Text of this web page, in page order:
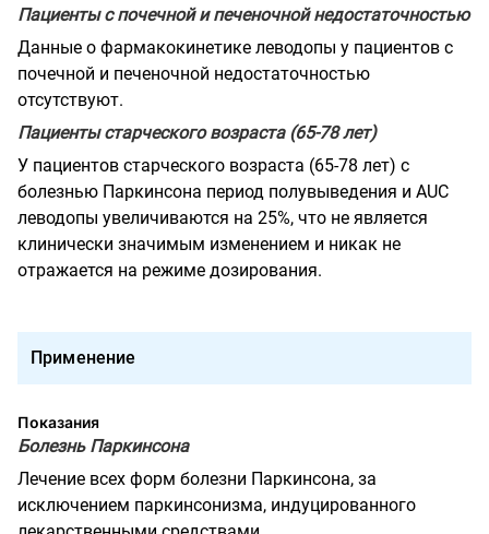
Пациенты с почечной и печеночной недостаточностью
Данные о фармакокинетике леводопы у пациентов с
почечной и печеночной недостаточностью
отсутствуют.
Пациенты старческого возраста (65-78 лет)
У пациентов старческого возраста (65-78 лет) с
болезнью Паркинсона период полувыведения и AUC
леводопы увеличиваются на 25%, что не является
клинически значимым изменением и никак не
отражается на режиме дозирования.
Применение
Показания
Болезнь Паркинсона
Лечение всех форм болезни Паркинсона, за
исключением паркинсонизма, индуцированного